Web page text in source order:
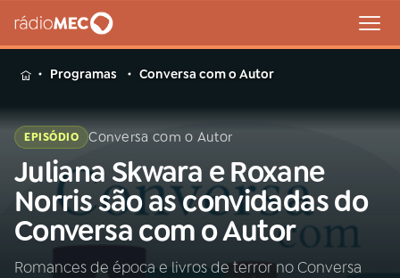
MENU
Buscar
na
Rádio
MEC
Buscar
Início AO VIVO
Programas Conversa com o Autor
EPISÓDIO Conversa com o Autor
Juliana Skwara e Roxane
Norris são as convidadas do
Conversa com o Autor
Romances de época e livros de terror no Conversa